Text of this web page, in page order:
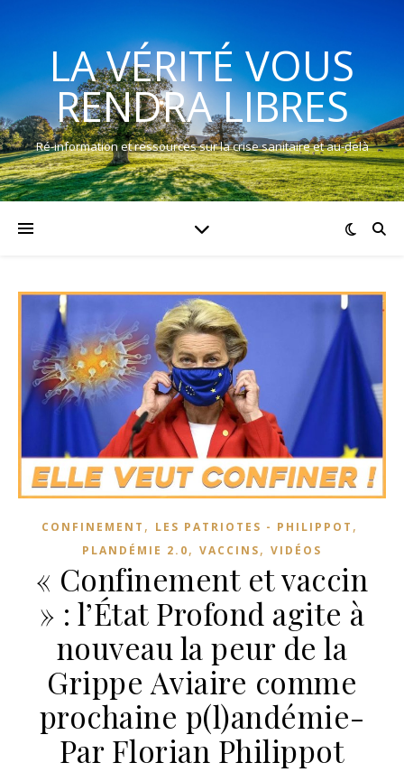
LA VÉRITÉ VOUS
RENDRA LIBRES
Ré-information et ressources sur la crise sanitaire et au-delà
CONFINEMENT , LES PATRIOTES - PHILIPPOT ,
PLANDÉMIE 2.0, VACCINS, VIDÉOS
« Confinement et vaccin
» : l’État Profond agite à
nouveau la peur de la
Grippe Aviaire comme
prochaine p(l)andémie-
Par Florian Philippot